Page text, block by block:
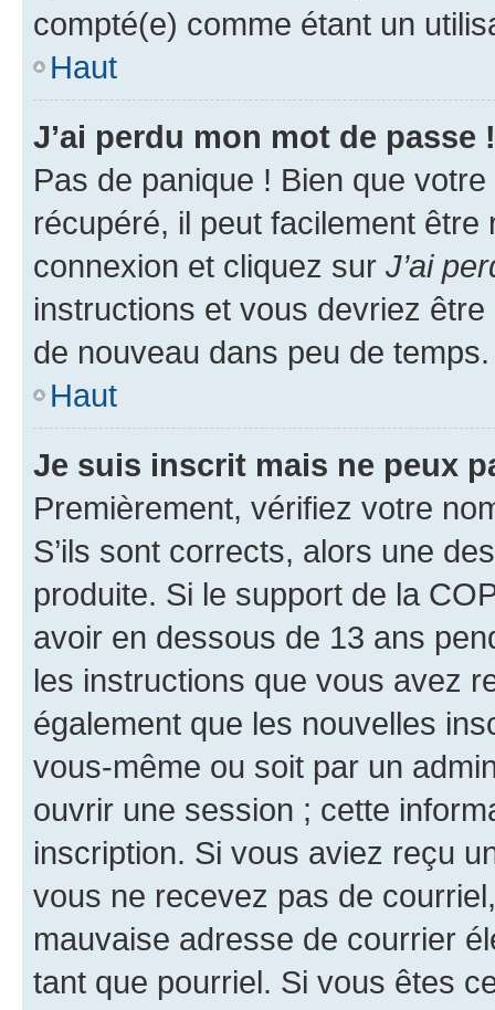
compté(e) comme étant un
Haut
J’ai perdu mon mot de passe !
Pas de panique ! Bien que
récupéré, il peut facilement
connexion et cliquez sur J’ai
instructions et vous devriez
de nouveau dans peu de temps.
Haut
Je suis inscrit mais ne peux
Premièrement, vérifiez votre
S’ils sont corrects, alors une
produite. Si le support de la
avoir en dessous de 13 ans
les instructions que vous avez
également que les nouvelles
vous-même ou soit par un
ouvrir une session ; cette
inscription. Si vous aviez reçu
vous ne recevez pas de
mauvaise adresse de courrier
tant que pourriel. Si vous êtes